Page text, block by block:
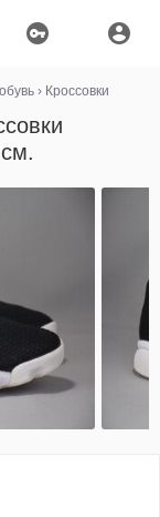
› Кроссовки